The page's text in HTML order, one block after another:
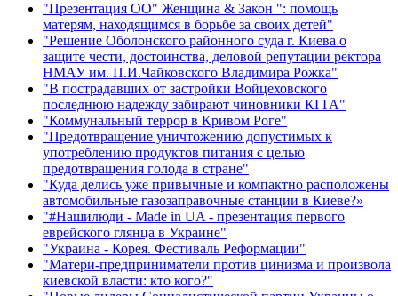
"Презентация ОО" Женщина & Закон ": помощь
матерям, находящимся в борьбе за своих детей"
"Решение Оболонского районного суда г. Киева о
защите чести, достоинства, деловой репутации ректора
НМАУ им. П.И.Чайковского Владимира Рожка"
"В пострадавших от застройки Войцеховского
последнюю надежду забирают чиновники КГГА"
"Коммунальный террор в Кривом Роге"
"Предотвращение уничтожению допустимых к
употреблению продуктов питания с целью
предотвращения голода в стране"
"Куда делись уже привычные и компактно расположены
автомобильные газозаправочные станции в Киеве?»
"#Нашилюди - Made in UA - презентация первого
еврейского глянца в Украине"
"Украина - Корея. Фестиваль Реформации"
"Матери-предприниматели против цинизма и произвола
киевской власти: кто кого?"